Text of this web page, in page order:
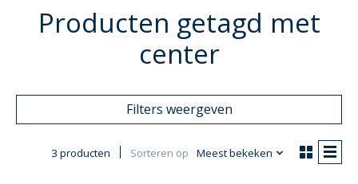
Producten getagd met
center
Filters weergeven
3 producten Sorteren op Meest bekeken